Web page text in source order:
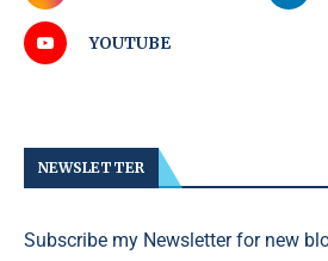
YOUTUBE
NEWSLETTER
Subscribe my Newsletter for new